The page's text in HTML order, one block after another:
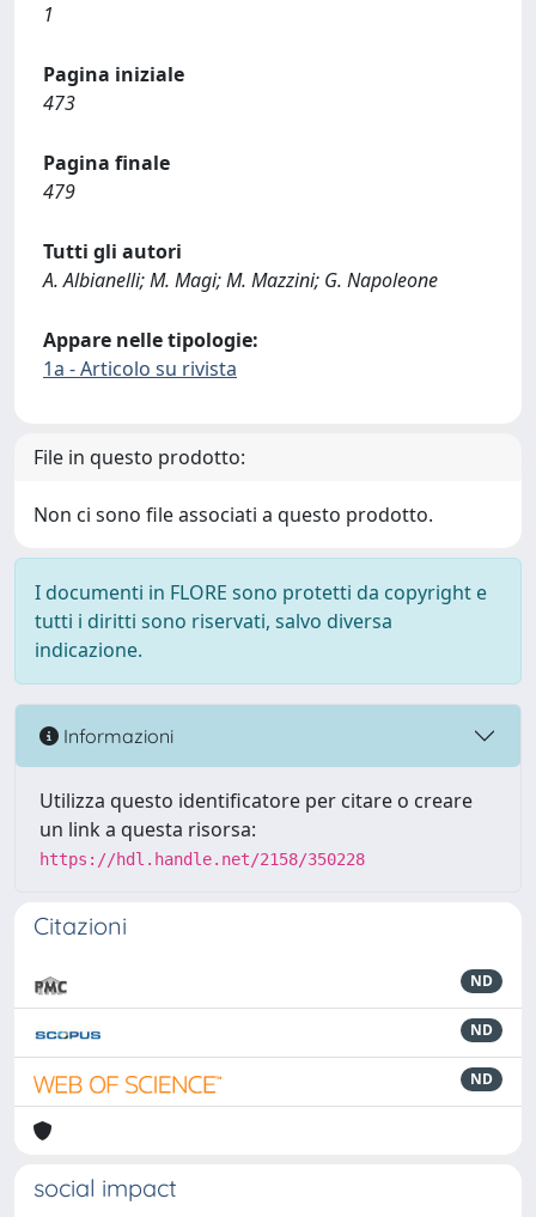
1
Pagina iniziale
473
Pagina finale
479
Tutti gli autori
A. Albianelli; M. Magi; M. Mazzini; G. Napoleone
Appare nelle tipologie:
1a - Articolo su rivista
File in questo prodotto:
Non ci sono file associati a questo prodotto.
I documenti in FLORE sono protetti da copyright e
tutti i diritti sono riservati, salvo diversa
indicazione.
Informazioni
Utilizza questo identificatore per citare o creare
un link a questa risorsa:
https://hdl.handle.net/2158/350228
Citazioni
ND
ND
ND
social impact